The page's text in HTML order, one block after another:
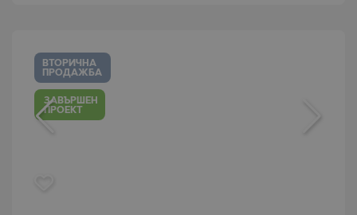
ВТОРИЧНА
ПРОДАЖБА
ЗАВЪРШЕН
ПРОЕКТ